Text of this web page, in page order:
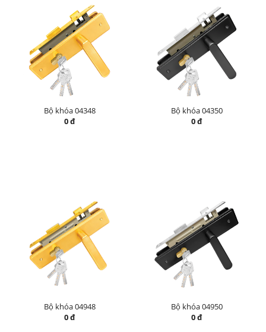
Bộ khóa 04348
0 đ
Bộ khóa 04350
0 đ
Bộ khóa 04948
0 đ
Bộ khóa 04950
0 đ